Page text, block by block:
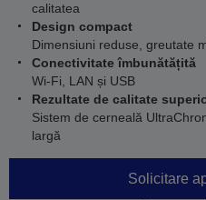
calitatea
Design compact
Dimensiuni reduse, greutate
Conectivitate îmbunătățită
Wi-Fi, LAN și USB
Rezultate de calitate
Sistem de cerneală
largă
Solicitare